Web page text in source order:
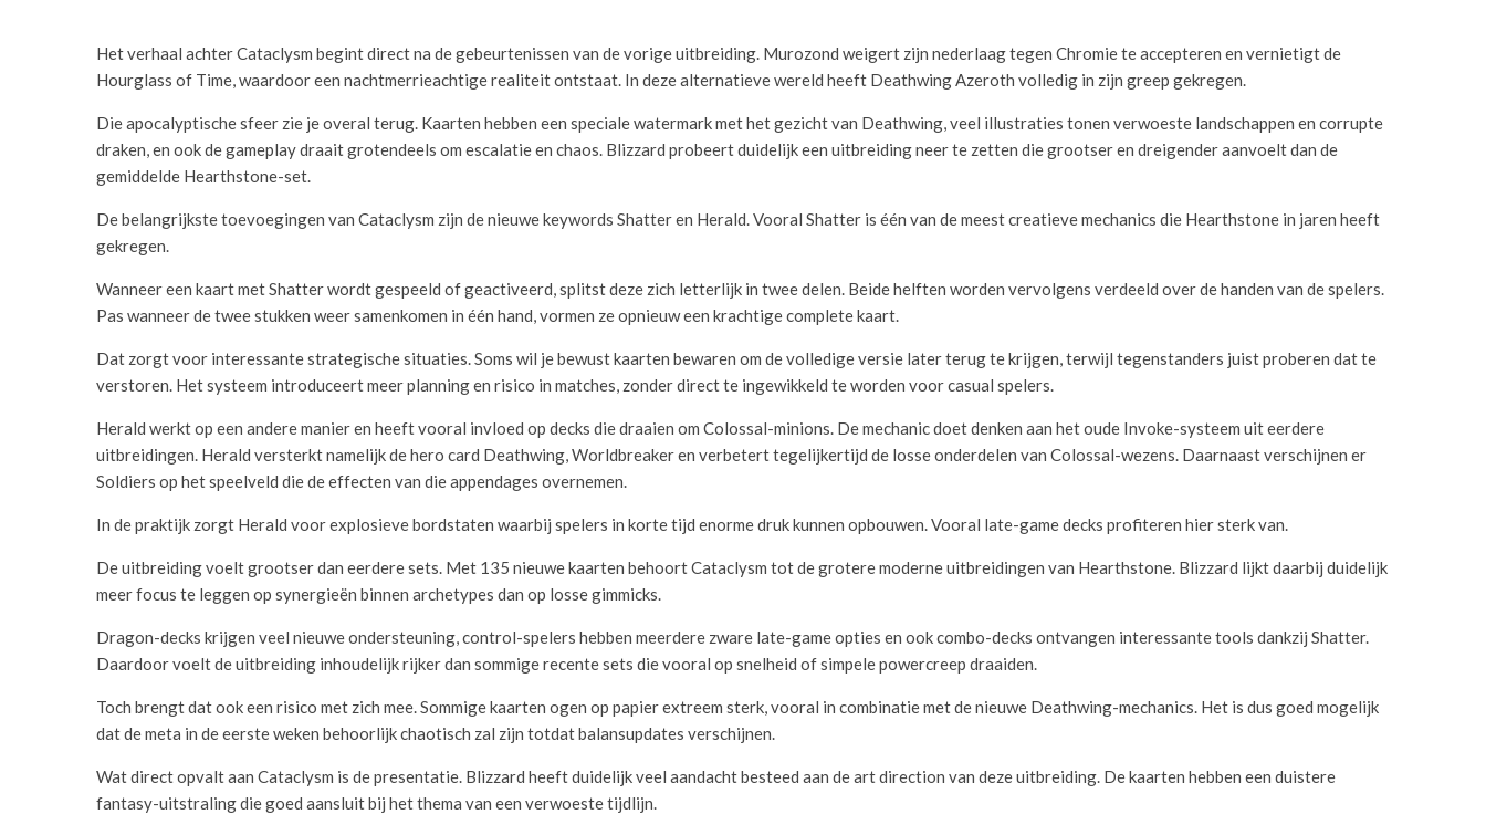
Het verhaal achter Cataclysm begint direct na de gebeurtenissen van de vorige uitbreiding. Murozond weigert zijn nederlaag tegen Chromie te accepteren en vernietigt de
Hourglass of Time, waardoor een nachtmerrieachtige realiteit ontstaat. In deze alternatieve wereld heeft Deathwing Azeroth volledig in zijn greep gekregen.
Die apocalyptische sfeer zie je overal terug. Kaarten hebben een speciale watermark met het gezicht van Deathwing, veel illustraties tonen verwoeste landschappen en corrupte
draken, en ook de gameplay draait grotendeels om escalatie en chaos. Blizzard probeert duidelijk een uitbreiding neer te zetten die grootser en dreigender aanvoelt dan de
gemiddelde Hearthstone-set.
De belangrijkste toevoegingen van Cataclysm zijn de nieuwe keywords Shatter en Herald. Vooral Shatter is één van de meest creatieve mechanics die Hearthstone in jaren heeft
gekregen.
Wanneer een kaart met Shatter wordt gespeeld of geactiveerd, splitst deze zich letterlijk in twee delen. Beide helften worden vervolgens verdeeld over de handen van de spelers.
Pas wanneer de twee stukken weer samenkomen in één hand, vormen ze opnieuw een krachtige complete kaart.
Dat zorgt voor interessante strategische situaties. Soms wil je bewust kaarten bewaren om de volledige versie later terug te krijgen, terwijl tegenstanders juist proberen dat te
verstoren. Het systeem introduceert meer planning en risico in matches, zonder direct te ingewikkeld te worden voor casual spelers.
Herald werkt op een andere manier en heeft vooral invloed op decks die draaien om Colossal-minions. De mechanic doet denken aan het oude Invoke-systeem uit eerdere
uitbreidingen. Herald versterkt namelijk de hero card Deathwing, Worldbreaker en verbetert tegelijkertijd de losse onderdelen van Colossal-wezens. Daarnaast verschijnen er
Soldiers op het speelveld die de effecten van die appendages overnemen.
In de praktijk zorgt Herald voor explosieve bordstaten waarbij spelers in korte tijd enorme druk kunnen opbouwen. Vooral late-game decks profiteren hier sterk van.
De uitbreiding voelt grootser dan eerdere sets. Met 135 nieuwe kaarten behoort Cataclysm tot de grotere moderne uitbreidingen van Hearthstone. Blizzard lijkt daarbij duidelijk
meer focus te leggen op synergieën binnen archetypes dan op losse gimmicks.
Dragon-decks krijgen veel nieuwe ondersteuning, control-spelers hebben meerdere zware late-game opties en ook combo-decks ontvangen interessante tools dankzij Shatter.
Daardoor voelt de uitbreiding inhoudelijk rijker dan sommige recente sets die vooral op snelheid of simpele powercreep draaiden.
Toch brengt dat ook een risico met zich mee. Sommige kaarten ogen op papier extreem sterk, vooral in combinatie met de nieuwe Deathwing-mechanics. Het is dus goed mogelijk
dat de meta in de eerste weken behoorlijk chaotisch zal zijn totdat balansupdates verschijnen.
Wat direct opvalt aan Cataclysm is de presentatie. Blizzard heeft duidelijk veel aandacht besteed aan de art direction van deze uitbreiding. De kaarten hebben een duistere
fantasy-uitstraling die goed aansluit bij het thema van een verwoeste tijdlijn.